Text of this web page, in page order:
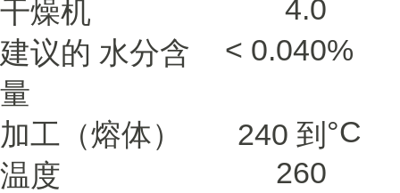
干燥机
4.0
建议的 水分含
量
< 0.040%
加工（熔体）
温度
240 到
260
°C